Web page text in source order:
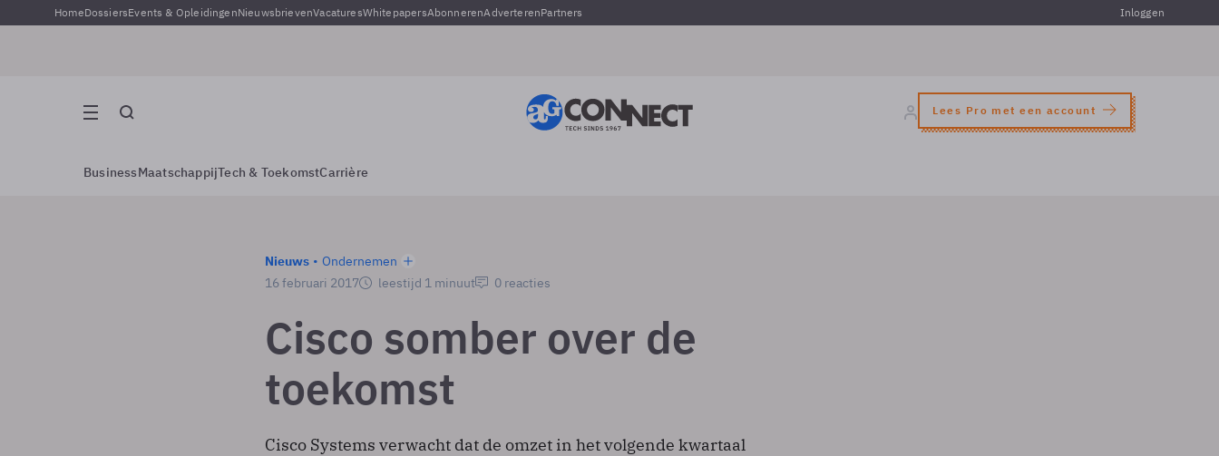
HomeDossiersEvents & OpleidingenNieuwsbrievenVacaturesWhitepapersAbonnerenAdverterenPartners Inloggen
Lees Pro met een account
BusinessMaatschappijTech & ToekomstCarrière
Nieuws
Ondernemen
16 februari 2017
leestijd 1 minuut 0 reacties
Cisco somber over de
toekomst
Cisco Systems verwacht dat de omzet in het volgende kwartaal